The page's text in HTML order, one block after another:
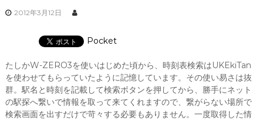
2012年3月12日
Pocket
たしかW-ZERO3を使いはじめた頃から、時刻表検索はUKEkiTan
を使わせてもらっていたように記憶しています。その使い易さは抜
群。駅名と時刻を記載して検索ボタンを押してから、勝手にネット
の駅探へ繋いで情報を取って来てくれますので、繋がらない場所で
検索画面を出すだけで苛々する必要もありません。一度取得した情